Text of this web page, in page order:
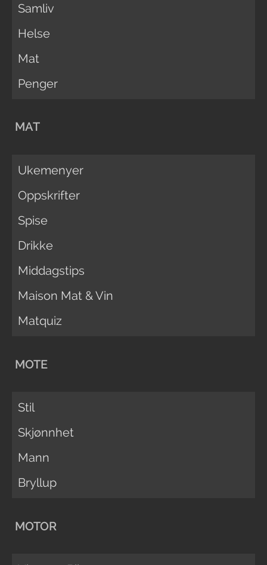
Samliv
Helse
Mat
Penger
MAT
Ukemenyer
Oppskrifter
Spise
Drikke
Middagstips
Maison Mat & Vin
Matquiz
MOTE
Stil
Skjønnhet
Mann
Bryllup
MOTOR